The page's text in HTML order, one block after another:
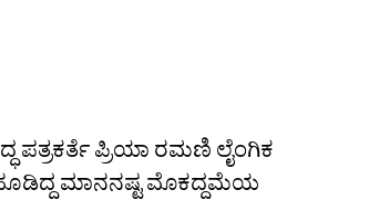
ಪತ್ರಕರ್ತೆ ಪ್ರಿಯಾ ರಮಣಿ ಲೈಂಗಿಕ
ಮಾನನಷ್ಟ ಮೊಕದ್ದಮೆಯ